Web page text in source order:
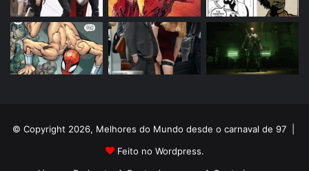
© Copyright 2026, Melhores do Mundo desde o carnaval de 97 |
Feito no Wordpress.